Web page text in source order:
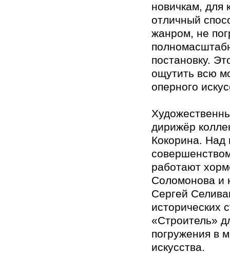
новичкам, для
отличный
жанром, не
постановку.
ощутить всю
оперного
дирижёр
Кокорина.
работают
Соломонова и
Сергей
исторических
«Строитель»
погружения в
искусства.